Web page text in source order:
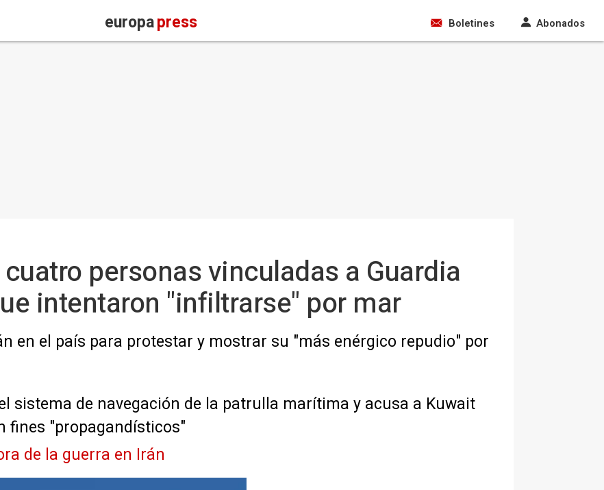
europapress Boletines Abonados
personas vinculadas a Guardia
intentaron "infiltrarse" por mar
en el país para protestar y mostrar su "más enérgico repudio" por
sistema de navegación de la patrulla marítima y acusa a Kuwait
fines "propagandísticos"
de la guerra en Irán